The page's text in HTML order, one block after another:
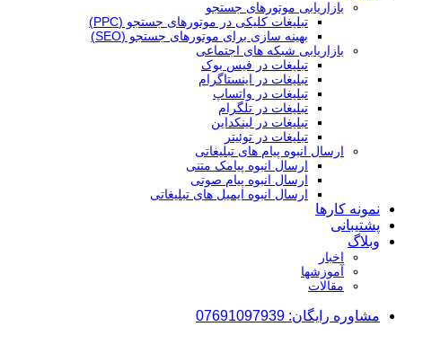
بازاریابی موتورهای جستجو
تبلیغات کلیکی در موتورهای جستجو (PPC)
بهینه سازی برای موتورهای جستجو (SEO)
بازاریابی شبکه های اجتماعی
تبلیغات در فیس بوک
تبلیغات در اینستاگرام
تبلیغات در واتساپ
تبلیغات در تلگرام
تبلیغات در لینکداین
تبلیغات در توئیتر
ارسال انبوه پیام های تبلیغاتی
ارسال انبوه پیامک متنی
ارسال انبوه پیام صوتی
ارسال انبوه ایمیل های تبلیغاتی
نمونه کارها
پشتیبانی
وبلاگ
اخبار
آموزشها
مقالات
مشاوره رایگان: 07691097939